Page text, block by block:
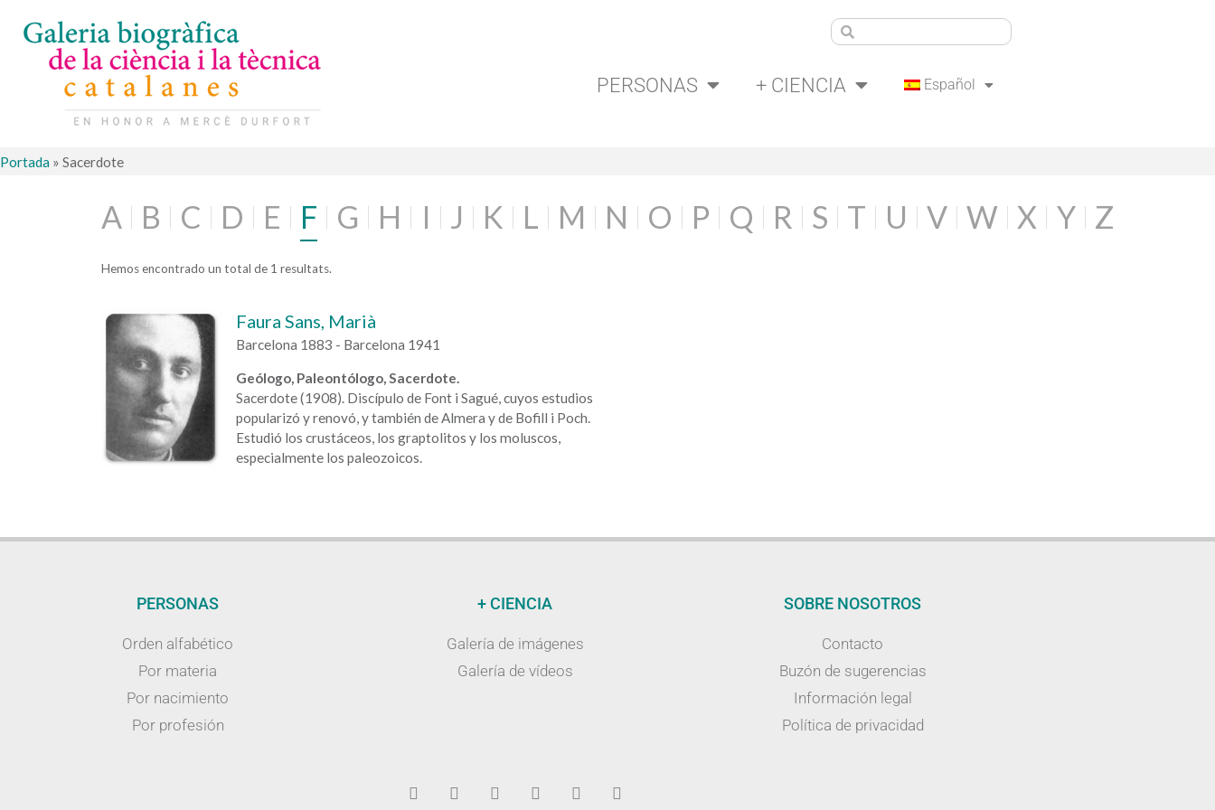
PERSONAS + CIENCIA Español
Portada » Sacerdote
A B C D E F G H I J K L M N O P Q R S T U V W X Y Z
Hemos encontrado un total de 1 resultats.
Faura Sans, Marià
Barcelona 1883 - Barcelona 1941
Geólogo, Paleontólogo, Sacerdote.
Sacerdote (1908). Discípulo de Font i Sagué, cuyos estudios
popularizó y renovó, y también de Almera y de Bofill i Poch.
Estudió los crustáceos, los graptolitos y los moluscos,
especialmente los paleozoicos.
PERSONAS
Orden alfabético
Por materia
Por nacimiento
Por profesión
+ CIENCIA
Galería de imágenes
Galería de vídeos
SOBRE NOSOTROS
Contacto
Buzón de sugerencias
Información legal
Política de privacidad